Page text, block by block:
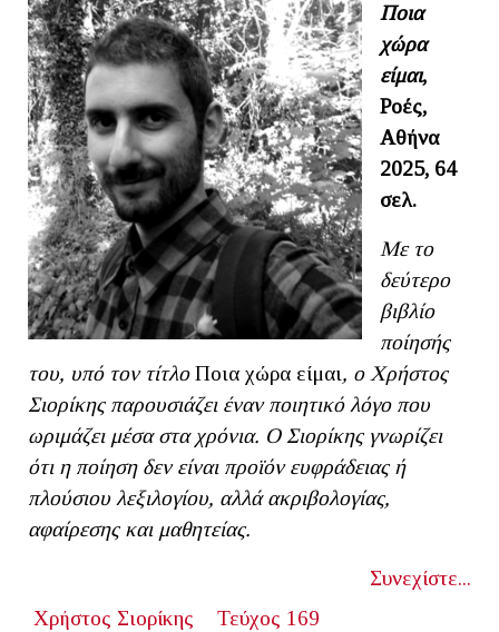
Ποια
χώρα
είμαι,
Ροές,
Αθήνα
2025, 64
σελ.
Με το
δεύτερο
βιβλίο
ποίησής
του, υπό τον τίτλοΠοια χώρα είμαι, ο Χρήστος
Σιορίκης παρουσιάζει έναν ποιητικό λόγο που
ωριμάζει μέσα στα χρόνια. Ο Σιορίκης γνωρίζει
ότι η ποίηση δεν είναι προϊόν ευφράδειας ή
πλούσιου λεξιλογίου, αλλά ακριβολογίας,
αφαίρεσης και μαθητείας.
Συνεχίστε...
Χρήστος Σιορίκης
Τεύχος 169